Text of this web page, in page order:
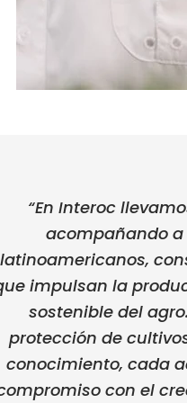
“En Interoc
acompañando
latinoamericanos,
impulsan la
sostenible del
protección de
conocimiento, cada
con el